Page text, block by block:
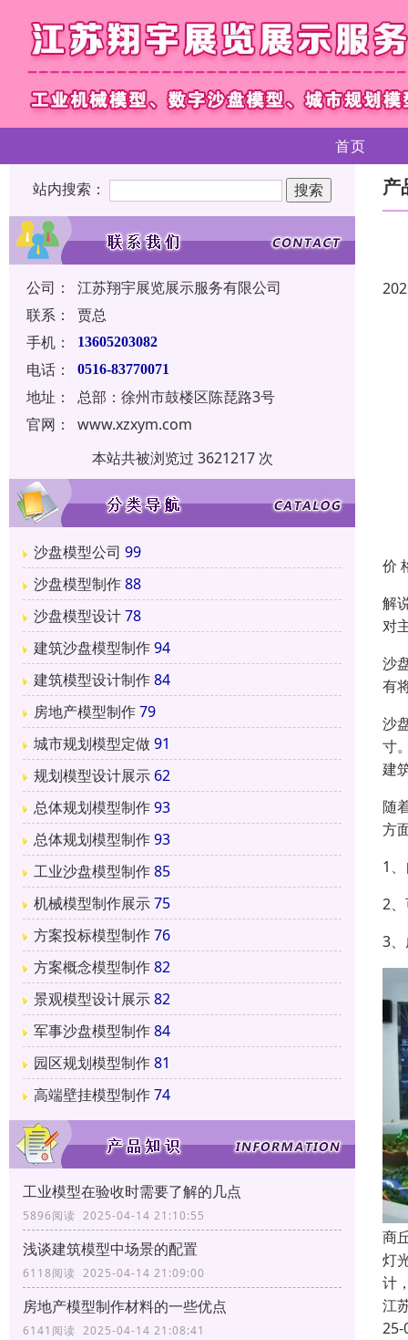
首页
站内搜索：
公司：
江苏翔宇展览展示服务有限公司
联系：
贾总
手机：
13605203082
电话： 0516-83770071
地址：
总部：徐州市鼓楼区陈琵路3号
官网：
www.xzxym.com
本站共被浏览过 3621217 次
沙盘模型公司 99
沙盘模型制作88
沙盘模型设计78
建筑沙盘模型制作94
建筑模型设计制作84
房地产模型制作79
城市规划模型定做91
规划模型设计展示 62
总体规划模型制作93
总体规划模型制作93
工业沙盘模型制作85
机械模型制作展示75
方案投标模型制作76
方案概念模型制作82
景观模型设计展示82
军事沙盘模型制作84
园区规划模型制作81
高端壁挂模型制作74
工业模型在验收时需要了解的几点
5896阅读 2025-04-14 21:10:55
浅谈建筑模型中场景的配置
6118阅读 2025-04-14 21:09:00
房地产模型制作材料的一些优点
6141阅读 2025-04-14 21:08:41
产
价
解
对
沙
有
沙
寸
建
随
方
1
2
3
商
灯
计
江
25-